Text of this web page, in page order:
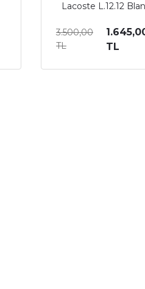
Lacoste L.12.12
Parfüm 100 Ml
3.500,00
TL
TL